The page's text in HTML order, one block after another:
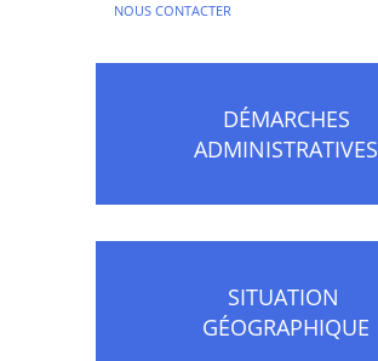
​NOUS CONTACTER
DÉMARCHES
ADMINISTRATIVES
SITUATION
GÉOGRAPHIQUE